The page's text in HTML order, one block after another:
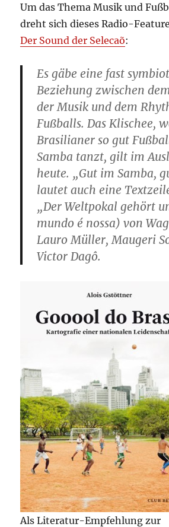
Um das Thema Musik und
dreht sich dieses Radio-
Der Sound der Selecaõ:
Es gäbe eine fast
Beziehung zwischen
der Musik und dem
Fußballs. Das Klischee,
Brasilianer so gut
Samba tanzt, gilt im
heute. „Gut im Samba,
lautet auch eine
„Der Weltpokal gehört
mundo é nossa) von
Lauro Müller, Maugeri
Victor Dagô.
Als Literatur-Empfehlung zur